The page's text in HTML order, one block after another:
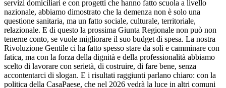
servizi domiciliari e con progetti che hanno fatto scuola a livello
nazionale, abbiamo dimostrato che la demenza non è solo una
questione sanitaria, ma un fatto sociale, culturale, territoriale,
relazionale. E di questo la prossima Giunta Regionale non può non
tenerne conto, se vuole migliorare il suo budget di spesa. La nostra
Rivoluzione Gentile ci ha fatto spesso stare da soli e camminare con
fatica, ma con la forza della dignità e della professionalità abbiamo
scelto di lavorare con serietà, di costruire, di fare bene, senza
accontentarci di slogan. E i risultati raggiunti parlano chiaro: con la
politica della CasaPaese, che nel 2026 vedrà la luce in altri comuni